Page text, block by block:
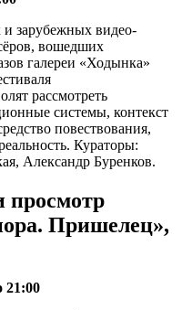
зарубежных видео-
вошедших
галереи «Ходынка»
рассмотреть
системы, контекст
повествования,
Кураторы:
Александр Буренков.
просмотр
Пришелец»,
21:00